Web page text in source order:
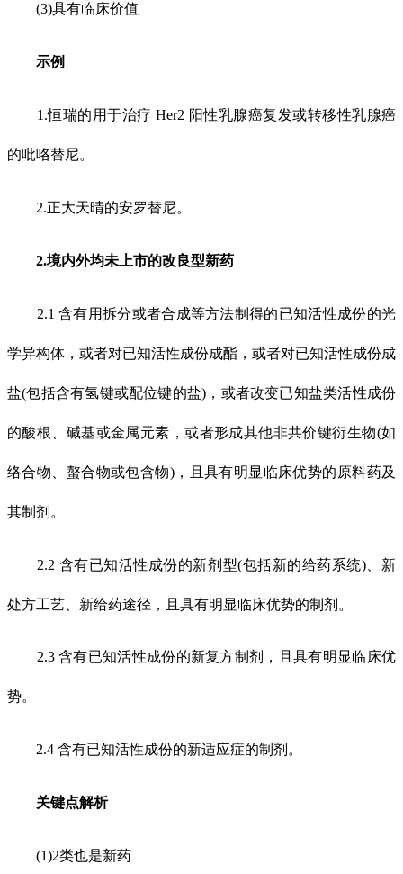
(3)具有临床价值
示例
1.恒瑞的用于治疗 Her2 阳性乳腺癌复发或转移性乳腺癌
的吡咯替尼。
2.正大天晴的安罗替尼。
2.境内外均未上市的改良型新药
2.1 含有用拆分或者合成等方法制得的已知活性成份的光
学异构体，或者对已知活性成份成酯，或者对已知活性成份成
盐(包括含有氢键或配位键的盐)，或者改变已知盐类活性成份
的酸根、碱基或金属元素，或者形成其他非共价键衍生物(如
络合物、螯合物或包含物)，且具有明显临床优势的原料药及
其制剂。
2.2 含有已知活性成份的新剂型(包括新的给药系统)、新
处方工艺、新给药途径，且具有明显临床优势的制剂。
2.3 含有已知活性成份的新复方制剂，且具有明显临床优
势。
2.4 含有已知活性成份的新适应症的制剂。
关键点解析
(1)2类也是新药